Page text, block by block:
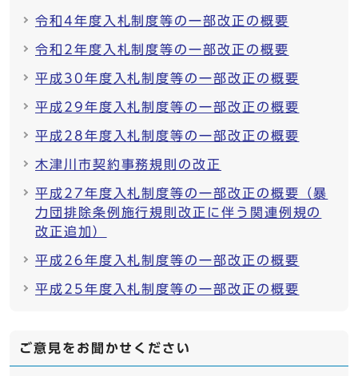
令和4年度入札制度等の一部改正の概要
令和2年度入札制度等の一部改正の概要
平成30年度入札制度等の一部改正の概要
平成29年度入札制度等の一部改正の概要
平成28年度入札制度等の一部改正の概要
木津川市契約事務規則の改正
平成27年度入札制度等の一部改正の概要（暴
力団排除条例施行規則改正に伴う関連例規の
改正追加）
平成26年度入札制度等の一部改正の概要
平成25年度入札制度等の一部改正の概要
ご意見をお聞かせください